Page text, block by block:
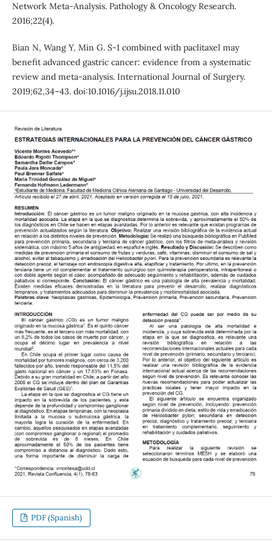
Network Meta-Analysis. Pathology & Oncology Research.
2016;22(4).
Bian N, Wang Y, Min G. S-1 combined with paclitaxel may
benefit advanced gastric cancer: evidence from a systematic
review and meta-analysis. International Journal of Surgery.
2019;62,34–43. doi:10.1016/j.ijsu.2018.11.010
PDF (Spanish)